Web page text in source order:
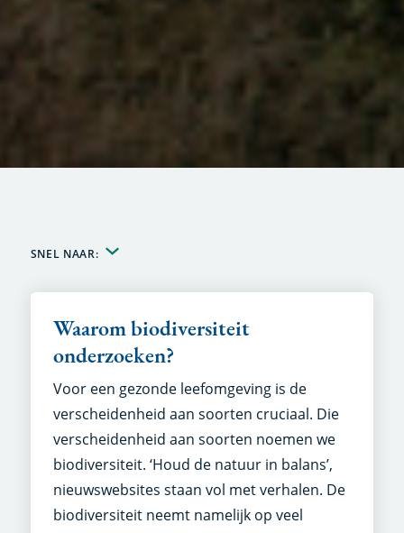
SNEL NAAR:
Waarom biodiversiteit
onderzoeken?
Voor een gezonde leefomgeving is de
verscheidenheid aan soorten cruciaal. Die
verscheidenheid aan soorten noemen we
biodiversiteit. ‘Houd de natuur in balans’,
nieuwswebsites staan vol met verhalen. De
biodiversiteit neemt namelijk op veel